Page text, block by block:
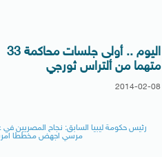
اليوم .. أولى جلسات محاكمة 33
متهما من ألتراس ثورجي
2014-02-08